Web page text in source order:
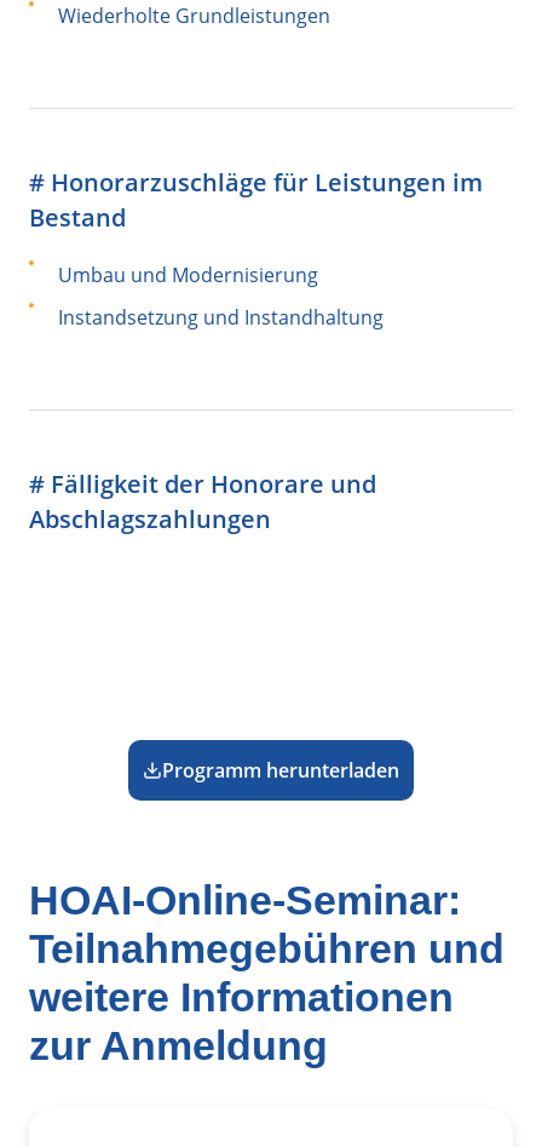
Wiederholte Grundleistungen
# Honorarzuschläge für Leistungen im
Bestand
Umbau und Modernisierung
Instandsetzung und Instandhaltung
# Fälligkeit der Honorare und
Abschlagszahlungen
Programm herunterladen
HOAI-Online-Seminar:
Teilnahmegebühren und
weitere Informationen
zur Anmeldung